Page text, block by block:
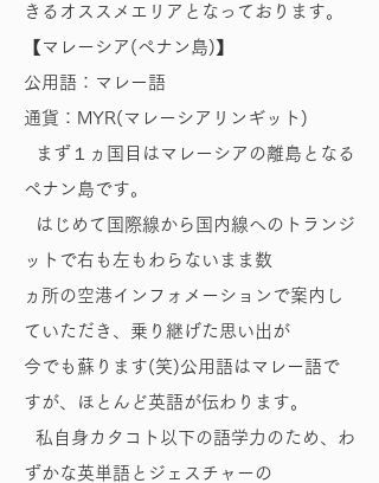
きるオススメエリアとなっております。
【マレーシア(ペナン島)】
公用語：マレー語
通貨：MYR(マレーシアリンギット)
まず１ヵ国目はマレーシアの離島となる
ペナン島です。
はじめて国際線から国内線へのトランジ
ットで右も左もわらないまま数
ヵ所の空港インフォメーションで案内し
ていただき、乗り継げた思い出が
今でも蘇ります(笑)公用語はマレー語で
すが、ほとんど英語が伝わります。
私自身カタコト以下の語学力のため、わ
ずかな英単語とジェスチャーの